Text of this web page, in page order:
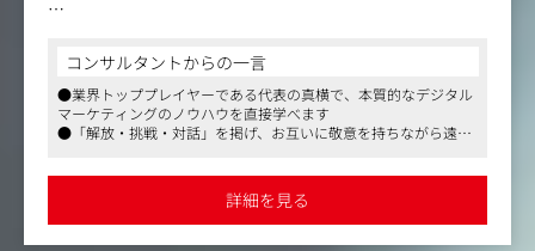
担当案件の粗利最大化（最重要）
戦略の構築・実行・改善
数値分析・仮説検証の実行
クリエイティブ改善
戦略を現場に落とし込む実行者責任者
成果を積み上げる中核プレイヤー
コンサルタントからの一言
●業界トッププレイヤーである代表の真横で、本質的なデジタル
マーケティングのノウハウを直接学べます
●「解放・挑戦・対話」を掲げ、お互いに敬意を持ちながら遠慮
度と、メリハリをつけて長く働けます
詳細を見る